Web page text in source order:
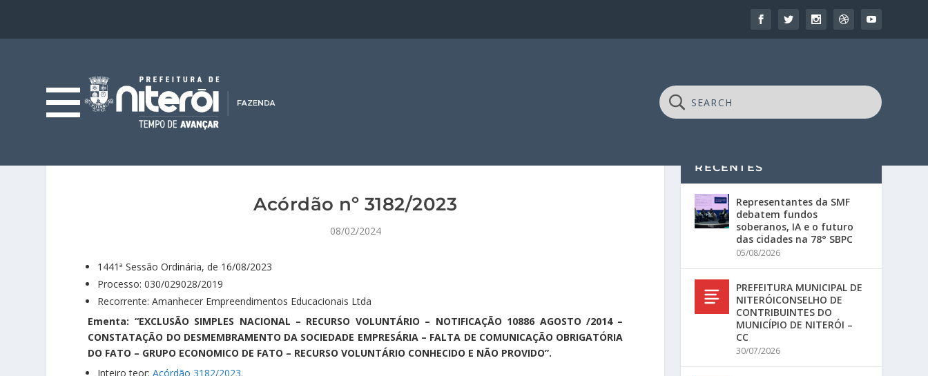
Acórdão nº 3182/2023
08/02/2024
1441ª Sessão Ordinária, de 16/08/2023
Processo: 030/029028/2019
Recorrente: Amanhecer Empreendimentos Educacionais Ltda
Ementa: “EXCLUSÃO SIMPLES NACIONAL – RECURSO VOLUNTÁRIO – NOTIFICAÇÃO 10886 AGOSTO /2014 –
CONSTATAÇÃO DO DESMEMBRAMENTO DA SOCIEDADE EMPRESÁRIA – FALTA DE COMUNICAÇÃO OBRIGATÓRIA
DO FATO – GRUPO ECONOMICO DE FATO – RECURSO VOLUNTÁRIO CONHECIDO E NÃO PROVIDO”.
Inteiro teor:Acórdão 3182/2023.
RECENTES
Representantes da SMF
debatem fundos
soberanos, IA e o futuro
das cidades na 78° SBPC
05/08/2026
PREFEITURA MUNICIPAL DE
NITERÓICONSELHO DE
CONTRIBUINTES DO
MUNICÍPIO DE NITERÓI –
CC
30/07/2026